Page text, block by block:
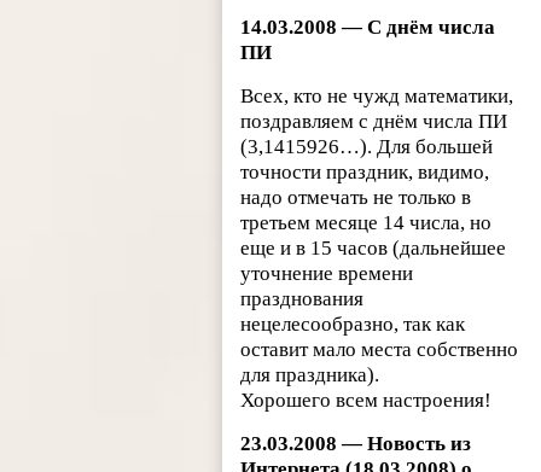
14.03.2008 — С днём числа
ПИ
Всех, кто не чужд математики,
поздравляем с днём числа ПИ
(3,1415926…). Для большей
точности праздник, видимо,
надо отмечать не только в
третьем месяце 14 числа, но
еще и в 15 часов (дальнейшее
уточнение времени
празднования
нецелесообразно, так как
оставит мало места собственно
для праздника).
Хорошего всем настроения!
23.03.2008 — Новость из